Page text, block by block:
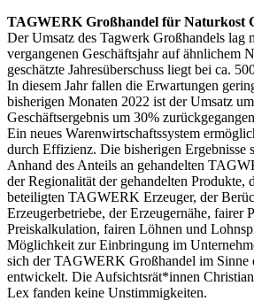
TAGWERK Großhandel für Naturkost
Der Umsatz des Tagwerk Großhandels lag
vergangenen Geschäftsjahr auf ähnlichem
geschätzte Jahresüberschuss liegt bei ca.
In diesem Jahr fallen die Erwartungen
bisherigen Monaten 2022 ist der Umsatz
Geschäftsergebnis um 30%
Ein neues Warenwirtschaftssystem
durch Effizienz. Die bisherigen Ergebnisse
Anhand des Anteils an gehandelten
der Regionalität der gehandelten Produkte,
beteiligten TAGWERK Erzeuger, der
Erzeugerbetriebe, der Erzeugernähe, fairer
Preiskalkulation, fairen Löhnen und
Möglichkeit zur Einbringung im
sich der TAGWERK Großhandel im
entwickelt. Die Aufsichtsrät*innen
Lex fanden keine Unstimmigkeiten.